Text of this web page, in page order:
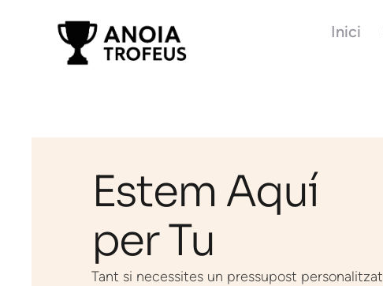
Inici
Estem Aquí
per Tu
Tant si necessites un pressupost personalitzat